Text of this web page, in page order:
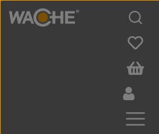
Zum Hauptinhalt springen